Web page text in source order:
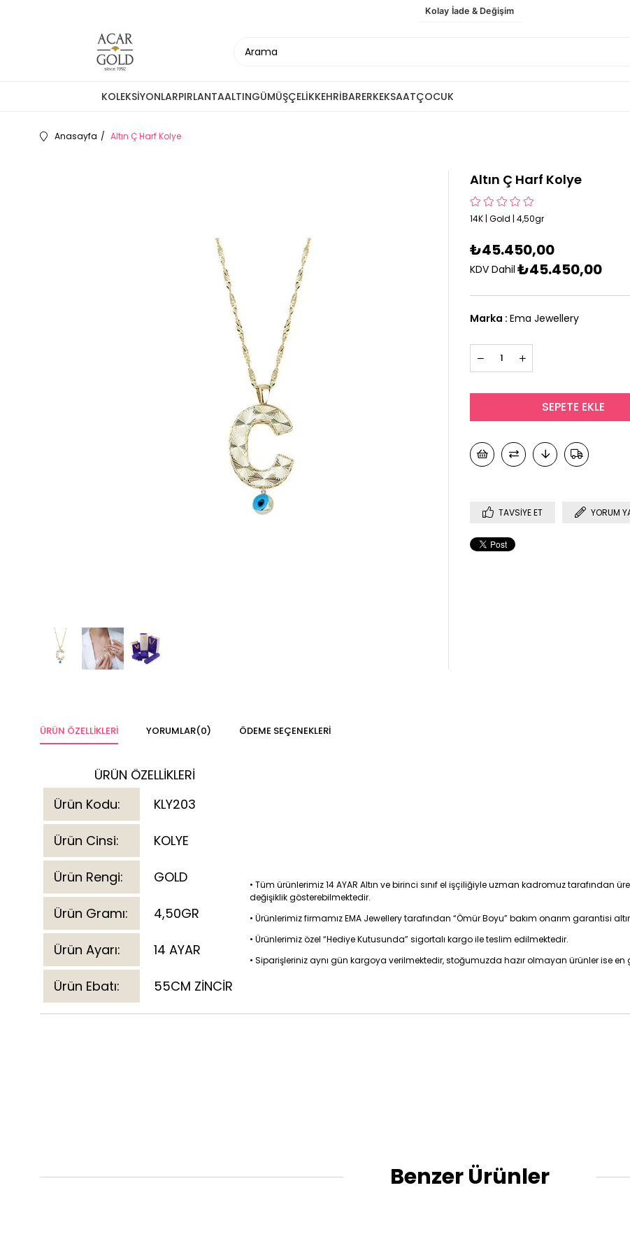
Kolay İade & Değişim
KOLEKSİYONLARPIRLANTAALTINGÜMÜŞÇELİKKEHRİBARERKEKSAATÇOCUK
Anasayfa Altın Ç Harf Kolye
Altın Ç Harf Kolye
14K | Gold | 4,50gr
₺45.450,00
KDV Dahil ₺45.450,00
Marka : Ema Jewellery
TAVSIYE ET YORUM
ÜRÜN ÖZELLIKLERI YORUMLAR(0) ÖDEME SEÇENEKLERI
ÜRÜN ÖZELLİKLERİ
Ürün Kodu:
KLY203
Ürün Cinsi: KOLYE
Ürün Rengi: GOLD
Ürün Gramı: 4,50GR
Ürün Ayarı: 14 AYAR
Ürün Ebatı: 55CM ZİNCİR
• Tüm ürünlerimiz 14 AYAR Altın ve birinci sınıf el işçiliğiyle uzman kadromuz tarafından
değişiklik gösterebilmektedir.
• Ürünlerimiz firmamız EMA Jewellery tarafından “Ömür Boyu” bakım onarım garantisi
• Ürünlerimiz özel “Hediye Kutusunda” sigortalı kargo ile teslim edilmektedir.
• Siparişleriniz aynı gün kargoya verilmektedir, stoğumuzda hazır olmayan ürünler ise
Benzer Ürünler